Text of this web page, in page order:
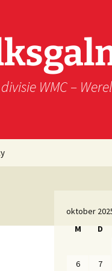
WMC –
oktober
M
D
6
7